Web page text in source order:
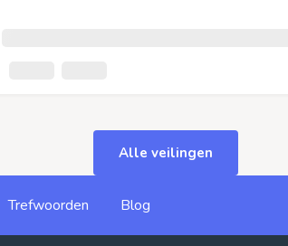
Alle veilingen
Trefwoorden Blog